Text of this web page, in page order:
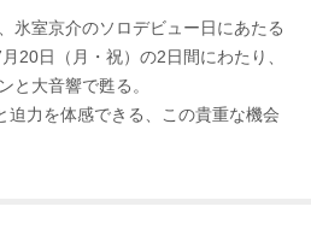
氷室京介のソロデビュー日にあたる
20日（月・祝）の2日間にわたり、
と大音響で甦る。
迫力を体感できる、この貴重な機会